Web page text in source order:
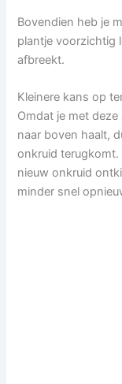
Bovendien heb je
plantje voorzichtig
afbreekt.
Kleinere kans op
Omdat je met
naar boven haalt,
onkruid terugkomt.
nieuw onkruid
minder snel